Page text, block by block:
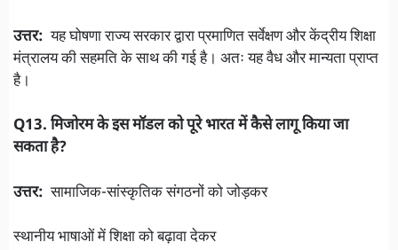
उत्तर:यह घोषणा राज्य सरकार द्वारा प्रमाणित सर्वेक्षण और केंद्रीय शिक्षा
मंत्रालय की सहमति के साथ की गई है। अतः यह वैध और मान्यता प्राप्त
है।
Q13. मिजोरम के इस मॉडल को पूरे भारत में कैसे लागू किया जा
सकता है?
उत्तर:सामाजिक-सांस्कृतिक संगठनों को जोड़कर
स्थानीय भाषाओं में शिक्षा को बढ़ावा देकर